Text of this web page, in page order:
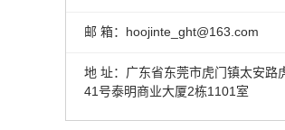
邮 箱：hoojinte_ght@163.com
地 址：广东省东莞市虎门镇太安路
41号泰明商业大厦2栋1101室